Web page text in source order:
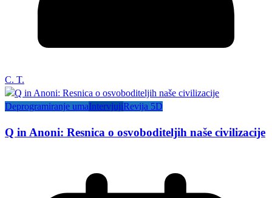
C. T.
Deprogramiranje umaIntervjujiRevija 5D
Q in Anoni: Resnica o osvoboditeljih naše civilizacije